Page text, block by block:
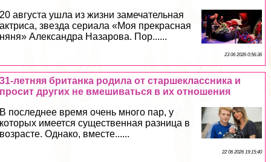
20 августа ушла из жизни замечательная
актриса, звезда сериала «Моя прекрасная
няня» Александра Назарова. Пор......
23 06 2026 0:56:36
31-летняя британка родила от старшеклассника и
просит других не вмешиваться в их отношения
В последнее время очень много пар, у
которых имеется существенная разница в
возрасте. Однако, вместе......
22 06 2026 19:15:40